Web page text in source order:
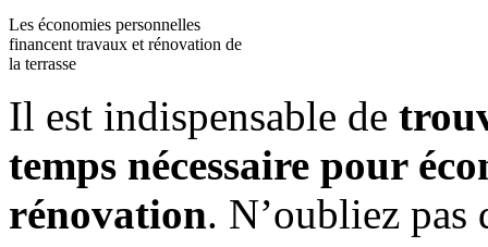
Les économies personnelles
financent travaux et rénovation de
la terrasse
Il est indispensable de
temps nécessaire pour
rénovation. N’oubliez pas